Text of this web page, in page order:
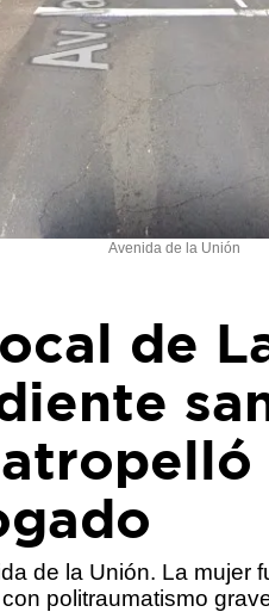
Avenida de la Unión
de
de la Unión. La mujer
politraumatismo